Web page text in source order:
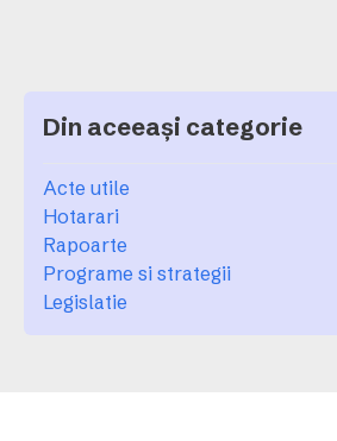
Din aceeași categorie
Acte utile
Hotarari
Rapoarte
Programe si strategii
Legislatie